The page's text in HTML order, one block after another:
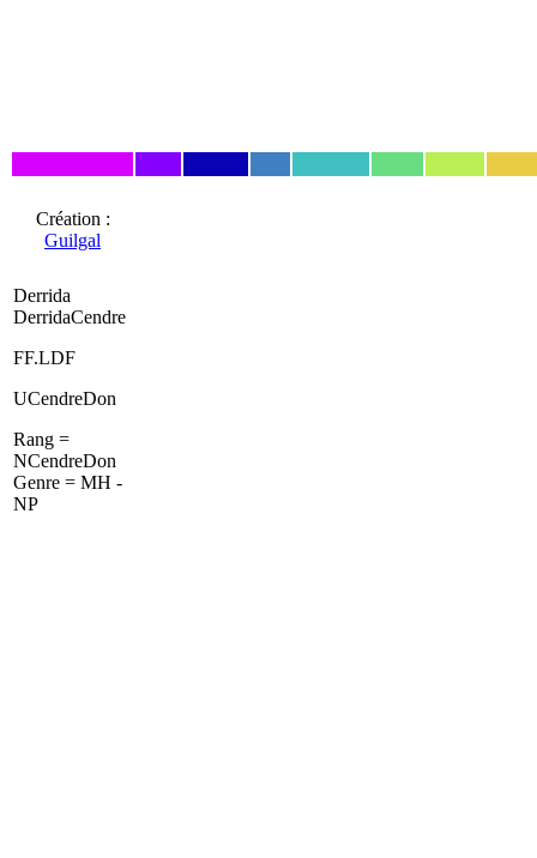
Création :
Guilgal
Derrida
DerridaCendre
FF.LDF
UCendreDon
Rang =
NCendreDon
Genre = MH -
NP